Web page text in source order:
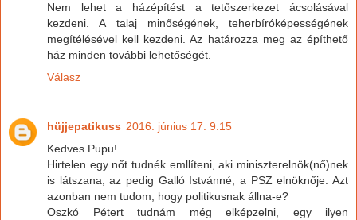
Nem lehet a házépítést a tetőszerkezet ácsolásával
kezdeni. A talaj minőségének, teherbíróképességének
megítélésével kell kezdeni. Az határozza meg az építhető
ház minden további lehetőségét.
Válasz
hüjjepatikuss 2016. június 17. 9:15
Kedves Pupu!
Hirtelen egy nőt tudnék emllíteni, aki miniszterelnök(nő)nek
is látszana, az pedig Galló Istvánné, a PSZ elnöknője. Azt
azonban nem tudom, hogy politikusnak állna-e?
Oszkó Pétert tudnám még elképzelni, egy ilyen